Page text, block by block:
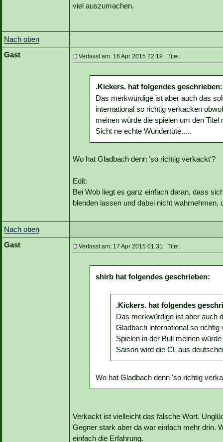
viel auszumachen.
Nach oben
Gast
Verfasst am: 16 Apr 2015 22:19 Titel:
.Kickers. hat folgendes geschrieben:
Das merkwürdige ist aber auch das
international so richtig verkacken
meinen würde die spielen um den
Sicht ne echte Wundertüte.....
Wo hat Gladbach denn 'so richtig verkackt'?
Edit:
Bei Wob liegt es ganz einfach daran, dass
blenden lassen und dabei nicht
Nach oben
Gast
Verfasst am: 17 Apr 2015 01:31 Titel:
shirb hat folgendes geschrieben:
.Kickers. hat folgendes
Das merkwürdige ist aber auch
Gladbach international so
Spielen in der Buli meinen
Saison wird die CL aus
Wo hat Gladbach denn 'so richtig
Verkackt ist vielleicht das falsche Wort.
Gegner stark aber da war einfach mehr drin.
einfach die Erfahrung.